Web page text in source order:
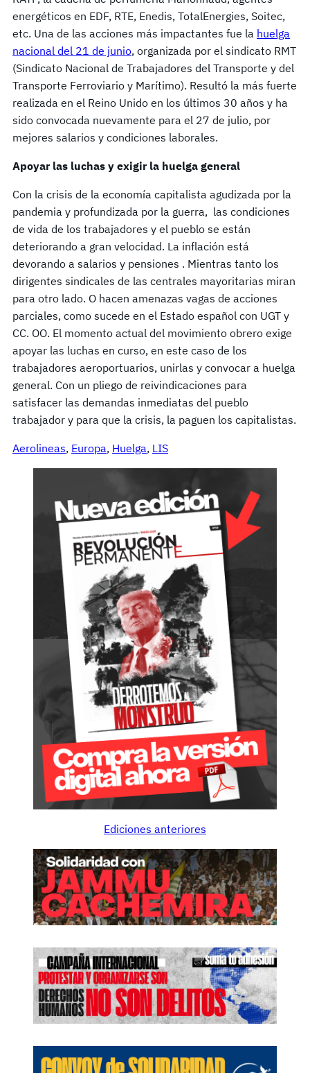
energéticos en EDF, RTE, Enedis, TotalEnergies, Soitec,
etc. Una de las acciones más impactantes fue la huelga
nacional del 21 de junio, organizada por el sindicato RMT
(Sindicato Nacional de Trabajadores del Transporte y del
Transporte Ferroviario y Marítimo). Resultó la más fuerte
realizada en el Reino Unido en los últimos 30 años y ha
sido convocada nuevamente para el 27 de julio, por
mejores salarios y condiciones laborales.
Apoyar las luchas y exigir la huelga general
Con la crisis de la economía capitalista agudizada por la
pandemia y profundizada por la guerra, las condiciones
de vida de los trabajadores y el pueblo se están
deteriorando a gran velocidad. La inflación está
devorando a salarios y pensiones . Mientras tanto los
dirigentes sindicales de las centrales mayoritarias miran
para otro lado. O hacen amenazas vagas de acciones
parciales, como sucede en el Estado español con UGT y
CC. OO. El momento actual del movimiento obrero exige
apoyar las luchas en curso, en este caso de los
trabajadores aeroportuarios, unirlas y convocar a huelga
general. Con un pliego de reivindicaciones para
satisfacer las demandas inmediatas del pueblo
trabajador y para que la crisis, la paguen los capitalistas.
Aerolineas, Europa, Huelga, LIS
Ediciones anteriores